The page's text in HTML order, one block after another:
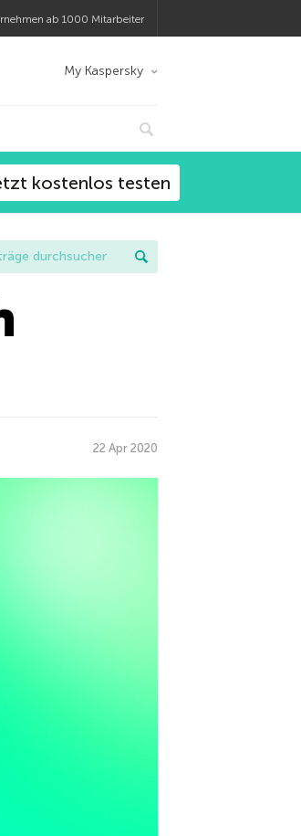
ab 1000 Mitarbeiter
My Kaspersky
kostenlos testen
22 Apr 2020